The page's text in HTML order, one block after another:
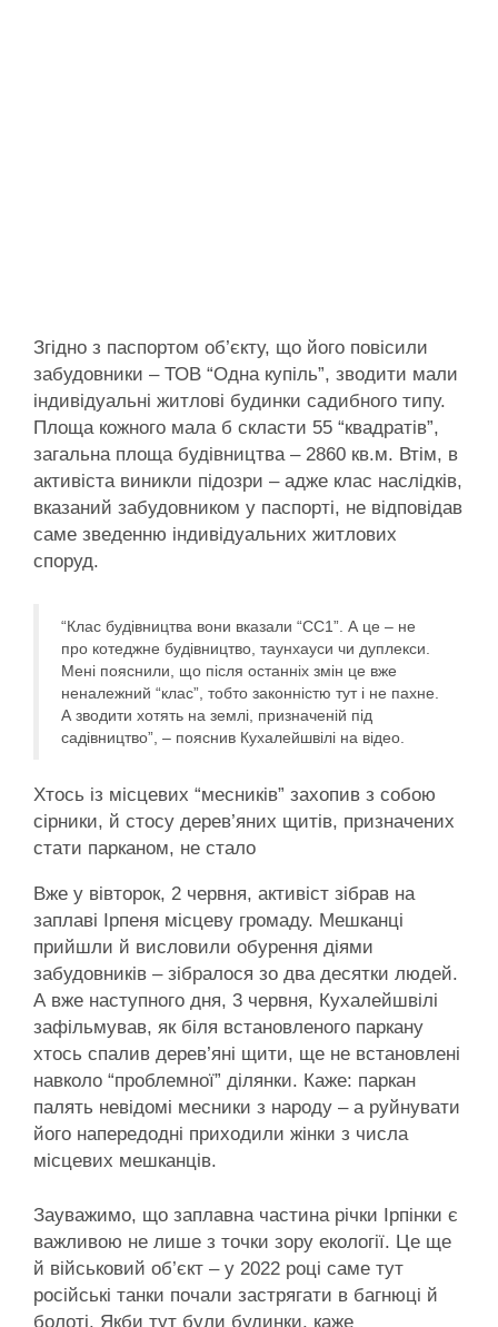
Згідно з паспортом об’єкту, що його повісили
забудовники – ТОВ “Одна купіль”, зводити мали
індивідуальні житлові будинки садибного типу.
Площа кожного мала б скласти 55 “квадратів”,
загальна площа будівництва – 2860 кв.м. Втім, в
активіста виникли підозри – адже клас наслідків,
вказаний забудовником у паспорті, не відповідав
саме зведенню індивідуальних житлових
споруд.
“Клас будівництва вони вказали “СС1”. А це – не
про котеджне будівництво, таунхауси чи дуплекси.
Мені пояснили, що після останніх змін це вже
неналежний “клас”, тобто законністю тут і не пахне.
А зводити хотять на землі, призначеній під
садівництво”, – пояснив Кухалейшвілі на відео.
Хтось із місцевих “месників” захопив з собою
сірники, й стосу дерев’яних щитів, призначених
стати парканом, не стало
Вже у вівторок, 2 червня, активіст зібрав на
заплаві Ірпеня місцеву громаду. Мешканці
прийшли й висловили обурення діями
забудовників – зібралося зо два десятки людей.
А вже наступного дня, 3 червня, Кухалейшвілі
зафільмував, як біля встановленого паркану
хтось спалив дерев’яні щити, ще не встановлені
навколо “проблемної” ділянки. Каже: паркан
палять невідомі месники з народу – а руйнувати
його напередодні приходили жінки з числа
місцевих мешканців.
Зауважимо, що заплавна частина річки Ірпінки є
важливою не лише з точки зору екології. Це ще
й військовий об’єкт – у 2022 році саме тут
російські танки почали застрягати в багнюці й
болоті. Якби тут були будинки, каже